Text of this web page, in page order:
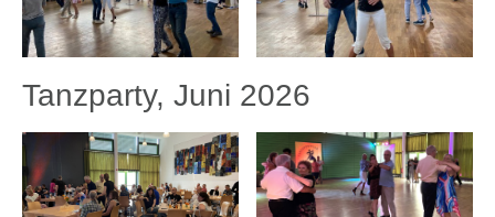
Tanzparty, Juni 2026